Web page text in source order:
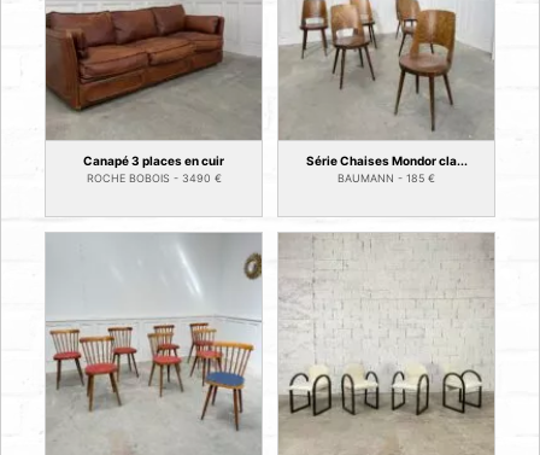
Canapé 3 places en cuir
ROCHE BOBOIS - 3490 €
Série Chaises Mondor cla...
BAUMANN - 185 €